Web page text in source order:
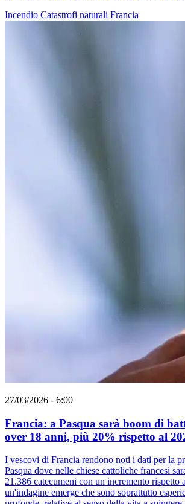
Incendio Catastrofi naturali Francia
27/03/2026 - 6:00
Francia: a Pasqua sarà boom di
over 18 anni, più 20% rispetto al
I vescovi di Francia rendono noti i dati per la
Pasqua dove nelle chiese cattoliche francesi
21.386 catecumeni con un incremento rispetto
un'indagine emerge che sono soprattutto